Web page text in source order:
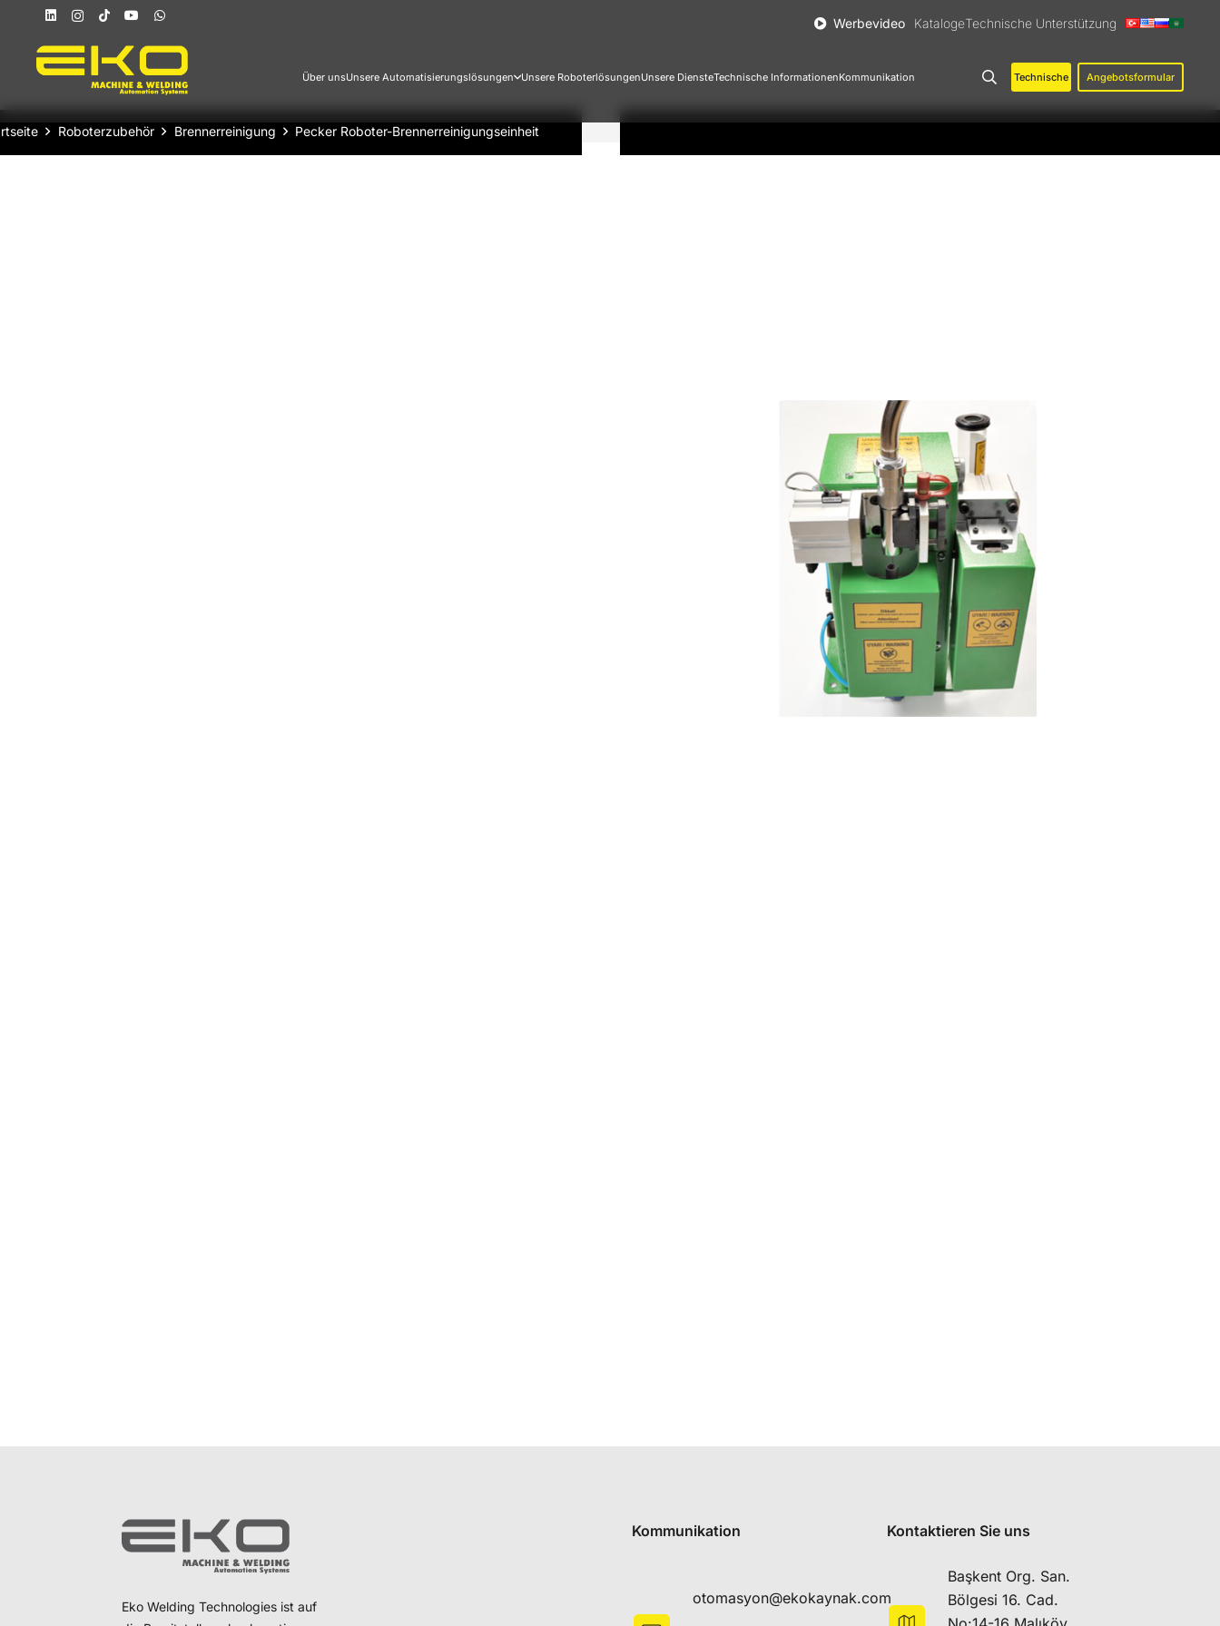
Werbevideo KatalogeTechnische Unterstützung
Über unsUnsere Automatisierungslösungen Unsere RoboterlösungenUnsere DiensteTechnische InformationenKommunikation Technische Angebotsformular
Roboterzubehör Brennerreinigung Pecker Roboter-Brennerreinigungseinheit
Eko Welding Technologies ist auf
Kommunikation
otomasyon@ekokaynak.com
Kontaktieren Sie uns
Başkent Org. San.
Bölgesi 16. Cad.